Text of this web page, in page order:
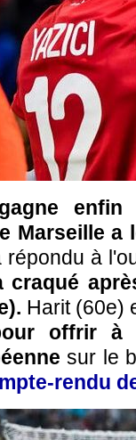
Marseille a
répondu à
craqué
Harit (60e)
offrir à
sur le
rendu